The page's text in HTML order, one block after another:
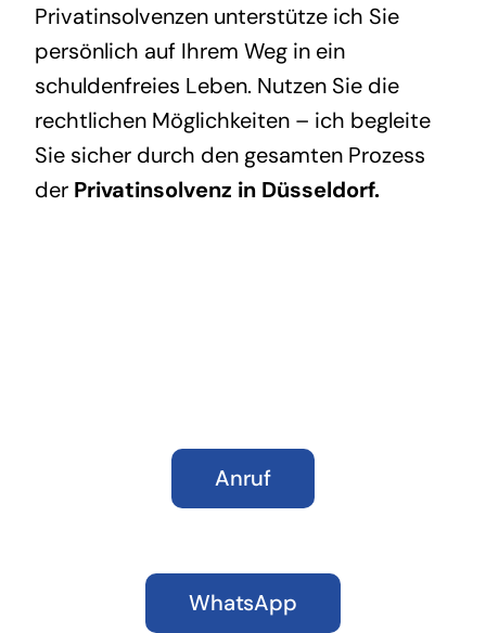
Privatinsolvenzen unterstütze ich Sie
persönlich auf Ihrem Weg in ein
schuldenfreies Leben. Nutzen Sie die
rechtlichen Möglichkeiten – ich begleite
Sie sicher durch den gesamten Prozess
der Privatinsolvenz in Düsseldorf.
Anruf
WhatsApp